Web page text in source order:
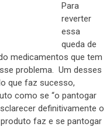
Para
reverter
essa
queda de
medicamentos que tem
problema. Um desses
que faz sucesso,
como se “o pantogar
definitivamente o
faz e se pantogar